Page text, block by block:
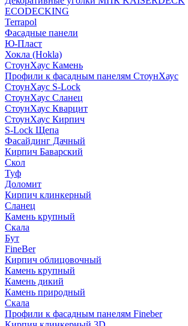
ECODECKING
Terrapol
Фасадные панели
Ю-Пласт
Хокла (Hokla)
СтоунХаус Камень
Профили к фасадным панелям СтоунХаус
СтоунХаус S-Lock
СтоунХаус Сланец
СтоунХаус Кварцит
СтоунХаус Кирпич
S-Lock Щепа
Фасайдинг Дачный
Кирпич Баварский
Скол
Туф
Доломит
Кирпич клинкерный
Сланец
Камень крупный
Скала
Бут
FineBer
Кирпич облицовочный
Камень крупный
Камень дикий
Камень природный
Скала
Профили к фасадным панелям Fineber